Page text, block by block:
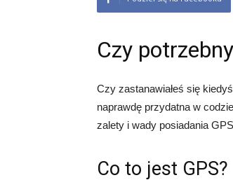
Czy
Czy zastanawiałeś się
naprawdę przydatna w
zalety i wady posiadania
Co to jest GPS?